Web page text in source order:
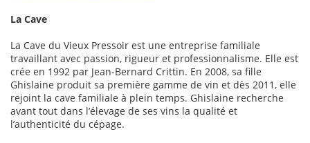
La Cave
La Cave du Vieux Pressoir est une entreprise familiale
travaillant avec passion, rigueur et professionnalisme. Elle est
crée en 1992 par Jean-Bernard Crittin. En 2008, sa fille
Ghislaine produit sa première gamme de vin et dès 2011, elle
rejoint la cave familiale à plein temps. Ghislaine recherche
avant tout dans l’élevage de ses vins la qualité et
l’authenticité du cépage.